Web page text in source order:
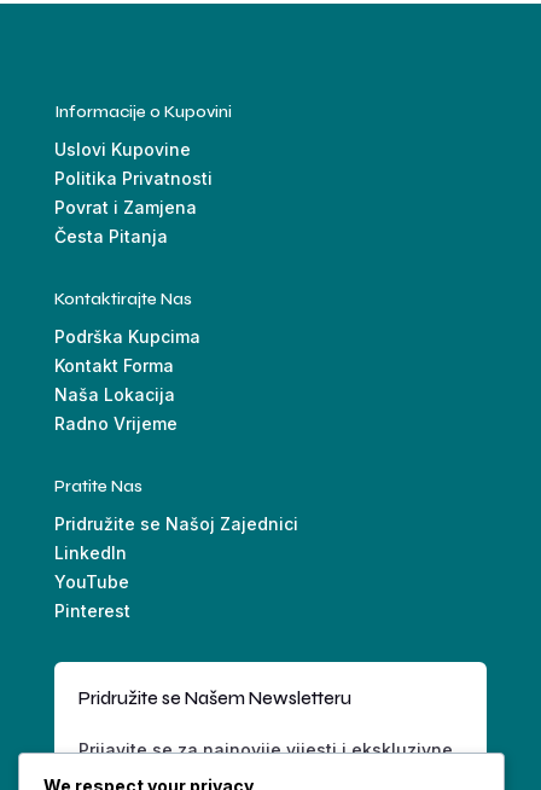
Informacije o Kupovini
Uslovi Kupovine
Politika Privatnosti
Povrat i Zamjena
Česta Pitanja
Kontaktirajte Nas
Podrška Kupcima
Kontakt Forma
Naša Lokacija
Radno Vrijeme
Pratite Nas
Pridružite se Našoj Zajednici
LinkedIn
YouTube
Pinterest
Pridružite se Našem Newsletteru
Prijavite se za najnovije vijesti i ekskluzivne
ponude.
We respect your privacy